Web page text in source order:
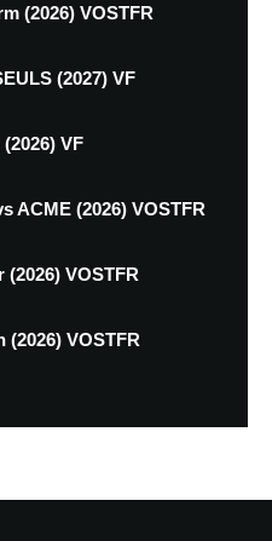
(2026) VOSTFR
(2027) VF
VF
ACME (2026) VOSTFR
VOSTFR
VOSTFR